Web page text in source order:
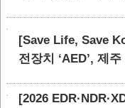
[Save Life, Save
전장치 ‘AED’, 제
[2026